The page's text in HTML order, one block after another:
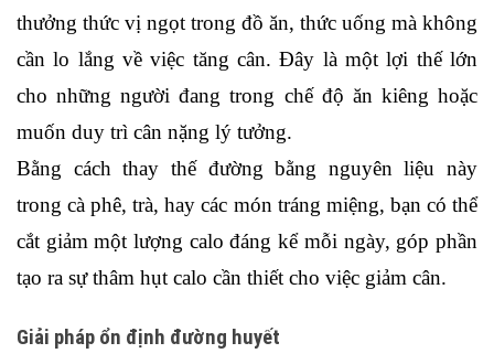
thưởng thức vị ngọt trong đồ ăn, thức uống mà không
cần lo lắng về việc tăng cân. Đây là một lợi thế lớn
cho những người đang trong chế độ ăn kiêng hoặc
muốn duy trì cân nặng lý tưởng.
Bằng cách thay thế đường bằng nguyên liệu này
trong cà phê, trà, hay các món tráng miệng, bạn có thể
cắt giảm một lượng calo đáng kể mỗi ngày, góp phần
tạo ra sự thâm hụt calo cần thiết cho việc giảm cân.
Giải pháp ổn định đường huyết